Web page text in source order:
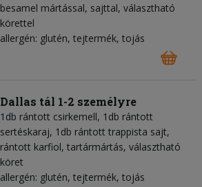
besamel mártással, sajttal, választható
körettel
allergén: glutén, tejtermék, tojás
Dallas tál 1-2 személyre
1db rántott csirkemell, 1db rántott
sertéskaraj, 1db rántott trappista sajt,
rántott karfiol, tartármártás, választható
köret
allergén: glutén, tejtermék, tojás